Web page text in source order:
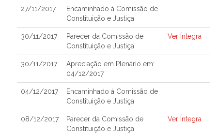
27/11/2017
Encaminhado à Comissão de
Constituição e Justiça
30/11/2017
Parecer da Comissão de
Constituição e Justiça
Ver Íntegra
30/11/2017
Apreciação em Plenário em:
04/12/2017
04/12/2017
Encaminhado à Comissão de
Constituição e Justiça
08/12/2017
Parecer da Comissão de
Constituição e Justiça
Ver Íntegra